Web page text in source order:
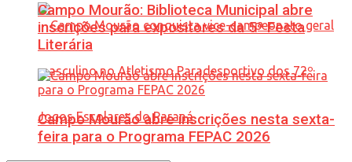
Campo Mourão: Biblioteca Municipal abre
inscrições para expositores da 5ª Festa
Literária
Campo Mourão abre inscrições nesta sexta-
feira para o Programa FEPAC 2026